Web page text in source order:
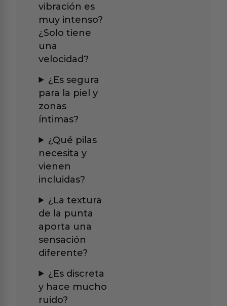
vibración es
muy intenso?
¿Solo tiene
una
velocidad?
¿Es segura
para la piel y
zonas
íntimas?
¿Qué pilas
necesita y
vienen
incluidas?
¿La textura
de la punta
aporta una
sensación
diferente?
¿Es discreta
y hace mucho
ruido?